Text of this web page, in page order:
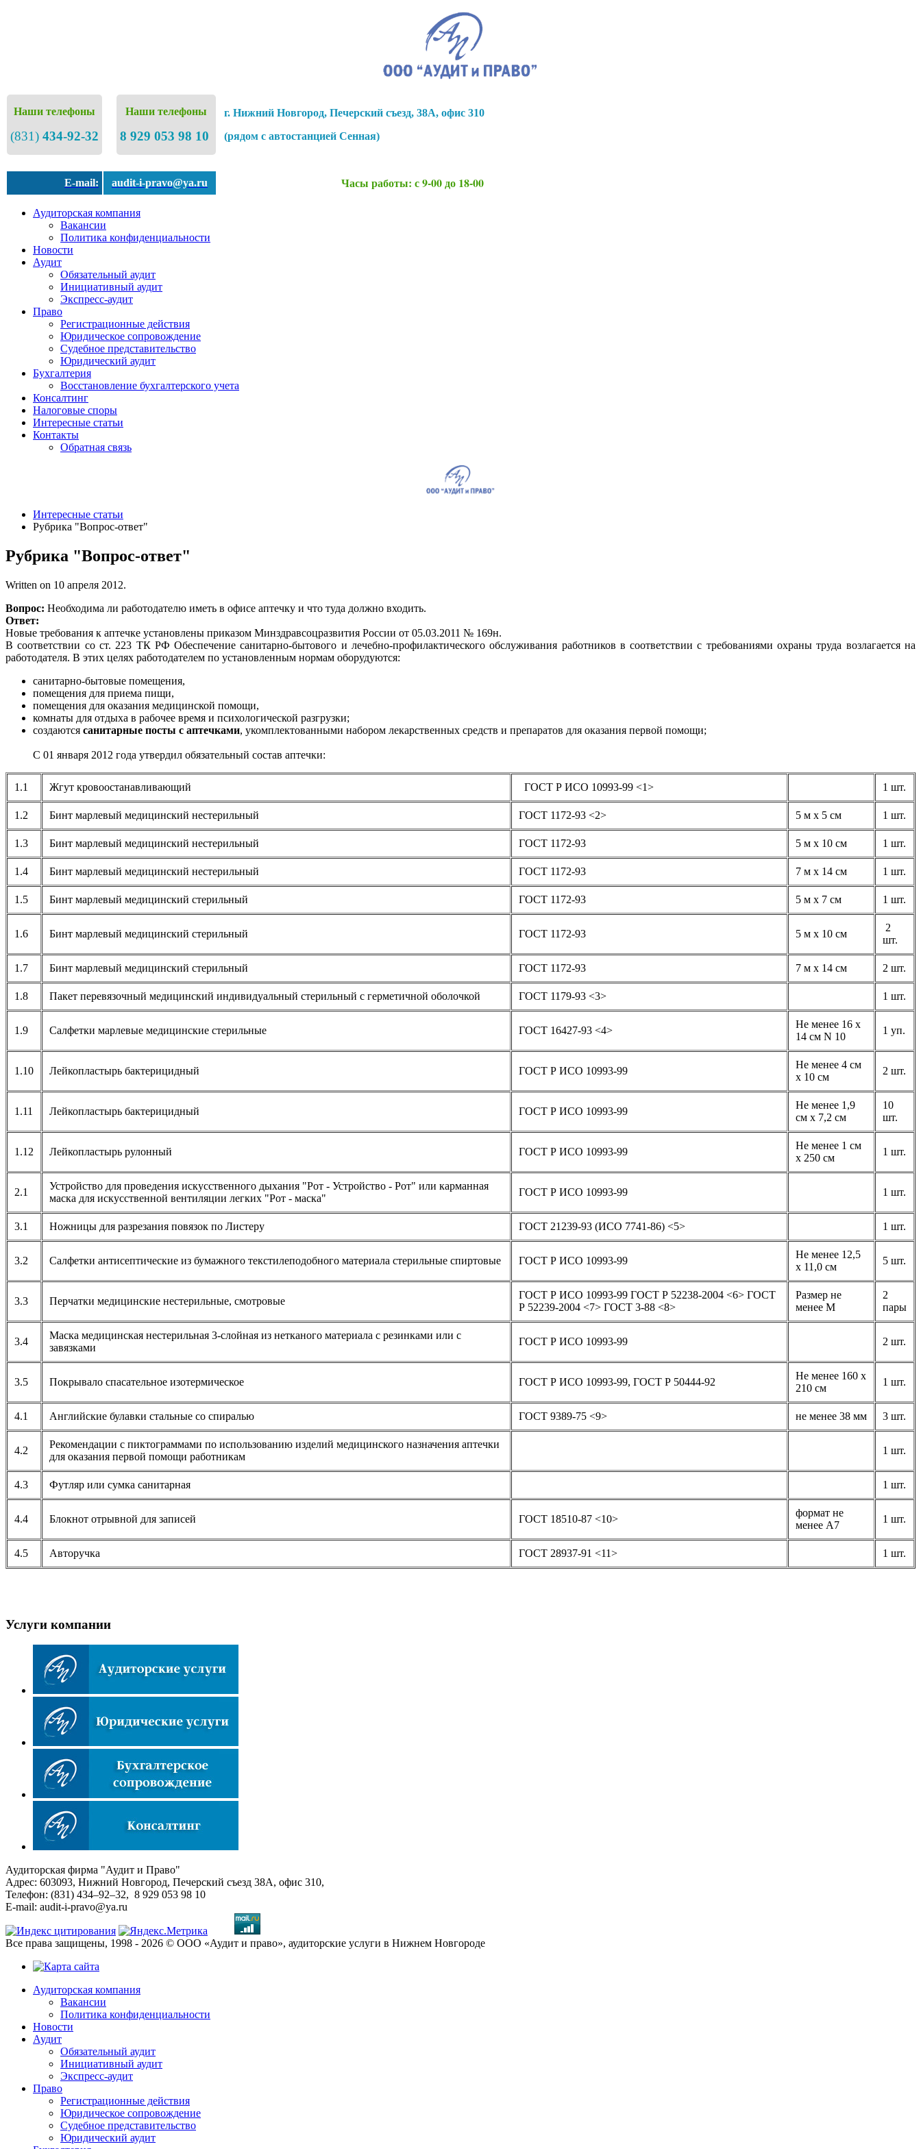
Наши телефоны
(831) 434-92-32
Наши телефоны
8 929 053 98 10
г. Нижний Новгород, Печерский съезд, 38А, офис 310
(рядом с автостанцией Сенная)
E-mail: audit-i-pravo@ya.ru Часы работы: с 9-00 до 18-00
Аудиторская компания
Вакансии
Политика конфиденциальности
Новости
Аудит
Обязательный аудит
Инициативный аудит
Экспресс-аудит
Право
Регистрационные действия
Юридическое сопровождение
Судебное представительство
Юридический аудит
Бухгалтерия
Восстановление бухгалтерского учета
Консалтинг
Налоговые споры
Интересные статьи
Контакты
Обратная связь
Интересные статьи
Рубрика "Вопрос-ответ"
Рубрика "Вопрос-ответ"
Written on 10 апреля 2012.
Вопрос: Необходима ли работодателю иметь в офисе аптечку и что туда должно входить.
Ответ:
Новые требования к аптечке установлены приказом Минздравсоцразвития России от 05.03.2011 № 169н.
В соответствии со ст. 223 ТК РФ Обеспечение санитарно-бытового и лечебно-профилактического обслуживания работников в соответствии с требованиями охраны труда возлагается на
работодателя. В этих целях работодателем по установленным нормам оборудуются:
санитарно-бытовые помещения,
помещения для приема пищи,
помещения для оказания медицинской помощи,
комнаты для отдыха в рабочее время и психологической разгрузки;
создаются санитарные посты с аптечками, укомплектованными набором лекарственных средств и препаратов для оказания первой помощи;
С 01 января 2012 года утвердил обязательный состав аптечки:
1.1 Жгут кровоостанавливающий ГОСТ Р ИСО 10993-99 <1> 1 шт.
1.2 Бинт марлевый медицинский нестерильный ГОСТ 1172-93 <2> 5 м x 5 см 1 шт.
1.3 Бинт марлевый медицинский нестерильный ГОСТ 1172-93 5 м x 10 см 1 шт.
1.4 Бинт марлевый медицинский нестерильный ГОСТ 1172-93 7 м x 14 см 1 шт.
1.5 Бинт марлевый медицинский стерильный ГОСТ 1172-93 5 м x 7 см 1 шт.
1.6 Бинт марлевый медицинский стерильный ГОСТ 1172-93 5 м x 10 см
2
шт.
1.7 Бинт марлевый медицинский стерильный ГОСТ 1172-93 7 м x 14 см 2 шт.
1.8 Пакет перевязочный медицинский индивидуальный стерильный с герметичной оболочкой ГОСТ 1179-93 <3> 1 шт.
1.9 Салфетки марлевые медицинские стерильные ГОСТ 16427-93 <4>
Не менее 16 x
14 см N 10
1 уп.
1.10 Лейкопластырь бактерицидный ГОСТ Р ИСО 10993-99
Не менее 4 см
x 10 см
2 шт.
1.11 Лейкопластырь бактерицидный ГОСТ Р ИСО 10993-99
Не менее 1,9
см x 7,2 см
10
шт.
1.12 Лейкопластырь рулонный ГОСТ Р ИСО 10993-99
Не менее 1 см
x 250 см
1 шт.
2.1
Устройство для проведения искусственного дыхания "Рот - Устройство - Рот" или карманная
маска для искусственной вентиляции легких "Рот - маска"
ГОСТ Р ИСО 10993-99 1 шт.
3.1 Ножницы для разрезания повязок по Листеру ГОСТ 21239-93 (ИСО 7741-86) <5> 1 шт.
3.2 Салфетки антисептические из бумажного текстилеподобного материала стерильные спиртовые ГОСТ Р ИСО 10993-99
Не менее 12,5
x 11,0 см
5 шт.
3.3 Перчатки медицинские нестерильные, смотровые
ГОСТ Р ИСО 10993-99 ГОСТ Р 52238-2004 <6> ГОСТ
Р 52239-2004 <7> ГОСТ 3-88 <8>
Размер не
менее M
2
пары
3.4
Маска медицинская нестерильная 3-слойная из нетканого материала с резинками или с
завязками
ГОСТ Р ИСО 10993-99 2 шт.
3.5 Покрывало спасательное изотермическое ГОСТ Р ИСО 10993-99, ГОСТ Р 50444-92
Не менее 160 x
210 см
1 шт.
4.1 Английские булавки стальные со cпиралью ГОСТ 9389-75 <9> не менее 38 мм 3 шт.
4.2
Рекомендации с пиктограммами по использованию изделий медицинского назначения аптечки
для оказания первой помощи работникам
1 шт.
4.3 Футляр или сумка санитарная 1 шт.
4.4 Блокнот отрывной для записей ГОСТ 18510-87 <10>
формат не
менее A7
1 шт.
4.5 Авторучка ГОСТ 28937-91 <11> 1 шт.
Услуги компании
Аудиторская фирма "Аудит и Право"
Адрес: 603093, Нижний Новгород, Печерский съезд 38А, офис 310,
Телефон: (831) 434–92–32, 8 929 053 98 10
E-mail: audit-i-pravo@ya.ru
Все права защищены, 1998 - 2026 © ООО «Аудит и право», аудиторские услуги в Нижнем Новгороде
Аудиторская компания
Вакансии
Политика конфиденциальности
Новости
Аудит
Обязательный аудит
Инициативный аудит
Экспресс-аудит
Право
Регистрационные действия
Юридическое сопровождение
Судебное представительство
Юридический аудит